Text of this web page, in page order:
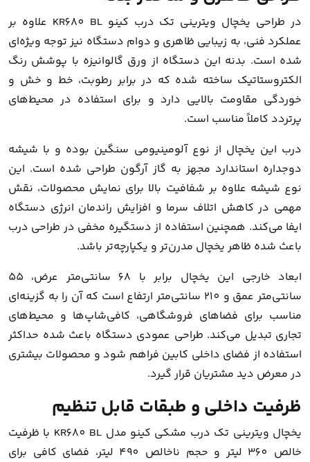
در طراحی یخچال ویترینی تک درب کینو KR680 BL علاوه بر
عملکرد فنی، به زیبایی ظاهری و دوام دستگاه نیز توجه ویژه‌ای
شده است. بدنه این دستگاه از ورق گالوانیزه با پوشش رنگ
الکتروستاتیک ساخته شده که در برابر رطوبت، خط و خش و
خوردگی مقاومت بالایی دارد و برای استفاده در محیط‌های
پرتردد کاملاً مناسب است.
درب این یخچال از نوع آلومینیومی سنگین بوده و با شیشه
دوجداره استاندارد مجهز به گاز آرگون طراحی شده است. این
نوع شیشه علاوه بر شفافیت بالا برای نمایش محصولات، نقش
مهمی در کاهش اتلاف سرما و افزایش راندمان انرژی دستگاه
ایفا می‌کند. همچنین استفاده از دستگیره مخفی در طراحی درب
باعث شده ظاهر یخچال مدرن‌تر و یکپارچه‌تر باشد.
ابعاد خارجی این یخچال برابر با 68 سانتی‌متر عرض، 55
سانتی‌متر عمق و 210 سانتی‌متر ارتفاع است که آن را به گزینه‌ای
مناسب برای فضاهای فروشگاهی، کافی‌شاپ‌ها و محیط‌های
تجاری تبدیل می‌کند. طراحی عمودی دستگاه باعث شده حداکثر
استفاده از فضای داخلی کابین فراهم شود و محصولات بیشتری
در معرض دید مشتریان قرار گیرد.
ظرفیت داخلی و طبقات قابل تنظیم
یخچال ویترینی تک درب مشکی کینو مدل KR680 BL با ظرفیت
خالص 360 لیتر و حجم ناخالص 490 لیتر، فضای کافی برای